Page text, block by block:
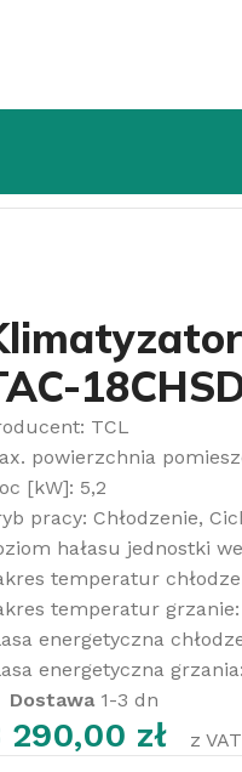
BreezeIN 1.0 TAC-
TCL
powierzchnia
[kW]: 5,2
pracy: Chłodzenie,
hałasu jednostki
temperatur
temperatur grzanie:
energetyczna
energetyczna
Dostawa1-3 dn
290,00 zł z VAT